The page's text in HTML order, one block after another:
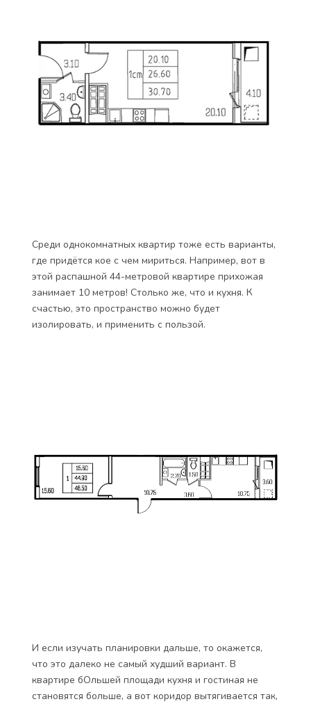
Среди однокомнатных квартир тоже есть варианты,
где придётся кое с чем мириться. Например, вот в
этой распашной 44-метровой квартире прихожая
занимает 10 метров! Столько же, что и кухня. К
счастью, это пространство можно будет
изолировать, и применить с пользой.
И если изучать планировки дальше, то окажется,
что это далеко не самый худший вариант. В
квартире бОльшей площади кухня и гостиная не
становятся больше, а вот коридор вытягивается так,